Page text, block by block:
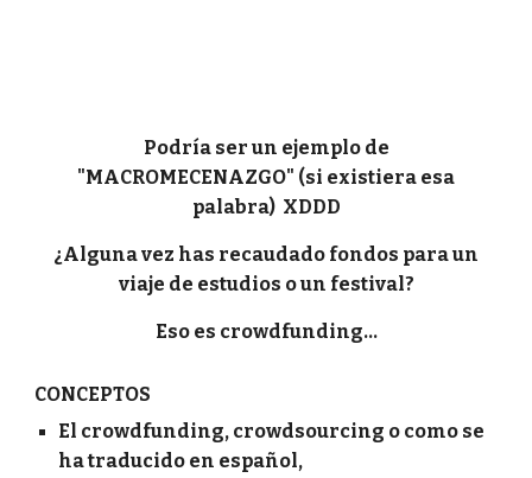
Podría ser un ejemplo de
"MACROMECENAZGO" (si existiera esa
palabra) XDDD
¿Alguna vez has recaudado fondos para un
viaje de estudios o un festival?
Eso es crowdfunding...
CONCEPTOS
El crowdfunding, crowdsourcing o como se
ha traducido en español,